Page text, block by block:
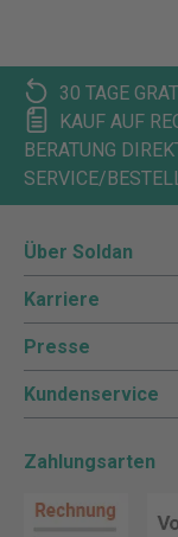
30 TAGE
KAUF AUF
BERATUNG
SERVICE/
Über Soldan
Karriere
Presse
Kundenservice
Zahlungsarten